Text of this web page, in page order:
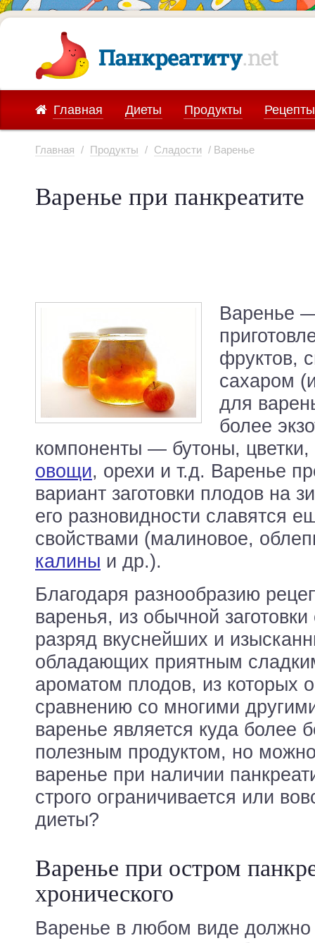
Главная Диеты Продукты Рецепты
Главная / Продукты / Сладости / Варенье
Варенье при панкреатите
Варенье
фруктов,
сахаром
для
более
компоненты — бутоны,
овощи, орехи и т.д. Варенье
вариант заготовки плодов на
его разновидности славятся
свойствами (малиновое,
калины и др.).
Благодаря разнообразию
варенья, из обычной
разряд вкуснейших и
обладающих приятным
ароматом плодов, из которых
сравнению со многими
варенье является куда более
полезным продуктом, но
варенье при наличии
строго ограничивается или
диеты?
Варенье при остром
хронического
Варенье в любом виде должно